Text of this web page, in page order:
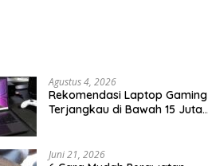
Agustus 4, 2026
Rekomendasi Laptop Gaming
Terjangkau di Bawah 15 Juta
Juni 21, 2026